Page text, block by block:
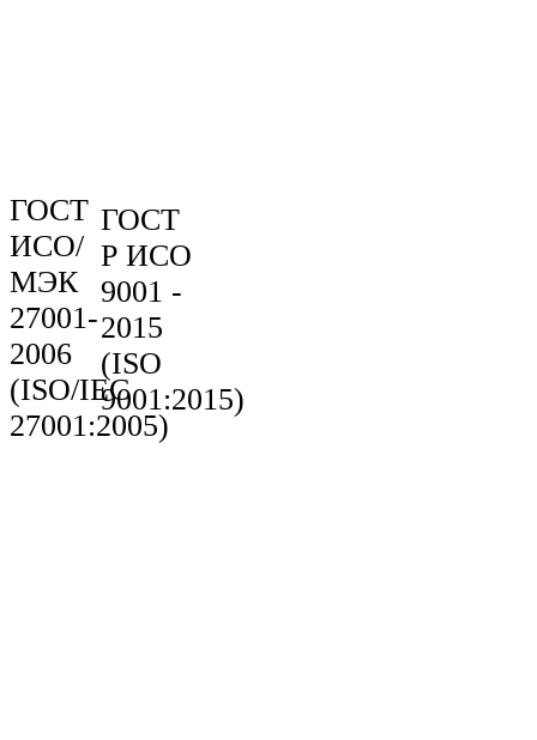
ГОСТ
ИСО/
МЭК
27001-
2006
(ISO/IEC
27001:2005)
ГОСТ
Р ИСО
9001 -
2015
(ISO
9001:2015)